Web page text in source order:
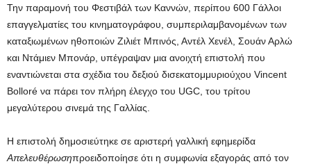
Την παραμονή του Φεστιβάλ των Καννών, περίπου 600 Γάλλοι
επαγγελματίες του κινηματογράφου, συμπεριλαμβανομένων των
καταξιωμένων ηθοποιών Ζιλιέτ Μπινός, Αντέλ Χενέλ, Σουάν Αρλώ
και Ντάμιεν Μπονάρ, υπέγραψαν μια ανοιχτή επιστολή που
εναντιώνεται στα σχέδια του δεξιού δισεκατομμυριούχου Vincent
Bolloré να πάρει τον πλήρη έλεγχο του UGC, του τρίτου
μεγαλύτερου σινεμά της Γαλλίας.
Η επιστολή δημοσιεύτηκε σε αριστερή γαλλική εφημερίδα
Απελευθέρωσηπροειδοποίησε ότι η συμφωνία εξαγοράς από τον